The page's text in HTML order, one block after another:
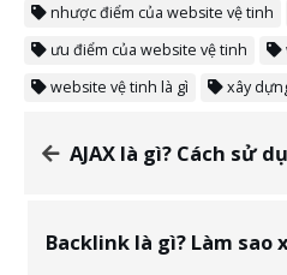
nhược điểm của website vệ tinh
ưu điểm của website vệ tinh
website vệ tinh là gì
xây
AJAX là gì? Cách sử dụng